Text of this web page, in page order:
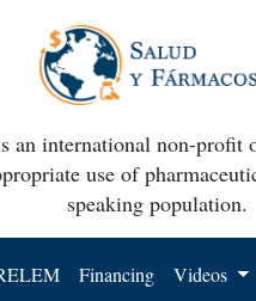
an international non-profit
use of
speaking population.
Financing Videos